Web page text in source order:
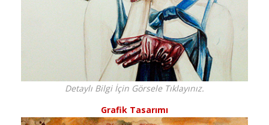
Detaylı Bilgi İçin Görsele Tıklayınız.
Grafik Tasarımı